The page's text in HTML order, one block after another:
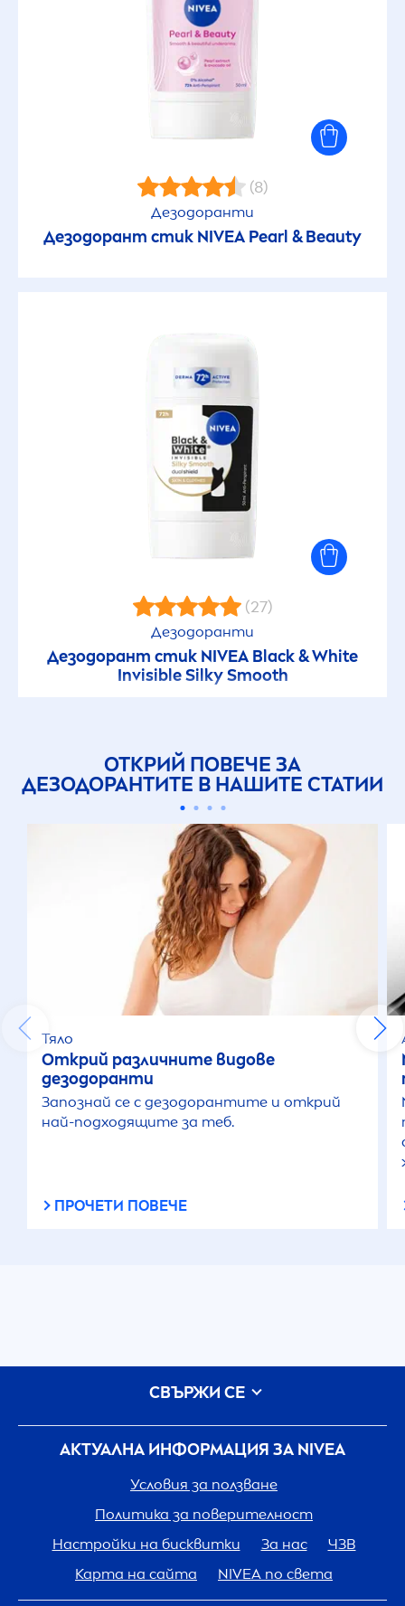
(8)
Дезодоранти
Дезодорант стик NIVEA Pearl &Beauty
(27)
Дезодоранти
Дезодорант стик NIVEA Black&White
Invisible Silky Smooth
ОТКРИЙ ПОВЕЧЕ ЗА
ДЕЗОДОРАНТИТЕ В НАШИТЕ СТАТИИ
Тяло
Открий различните видове
дезодоранти
Запознай се с дезодорантите и открий
най-подходящите за теб.
ПРОЧЕТИ ПОВЕЧЕ
АКТУАЛНА ИНФОРМАЦИЯ ЗА NIVEA
Условия за ползване
Политика за поверителност
Настройки на бисквитки
За нас
ЧЗВ
Карта на сайта
NIVEA по света
СВЪРЖИ СЕ